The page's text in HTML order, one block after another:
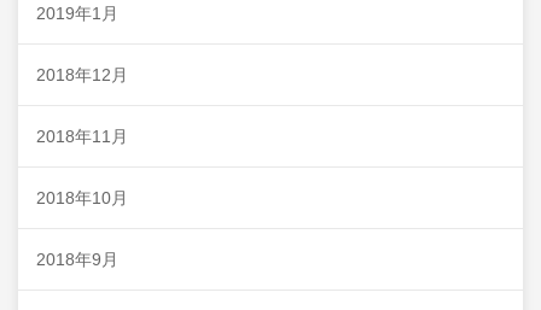
2019年1月
2018年12月
2018年11月
2018年10月
2018年9月